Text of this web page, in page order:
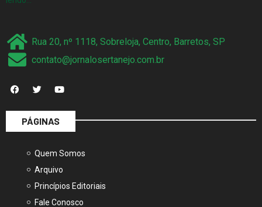
Rua 20, nº 1118, Sobreloja, Centro, Barretos, SP
contato@jornalosertanejo.com.br
PÁGINAS
Quem Somos
Arquivo
Princípios Editoriais
Fale Conosco